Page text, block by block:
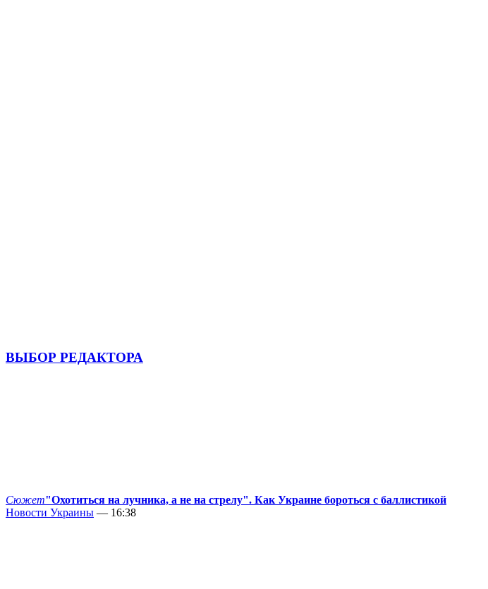
ВЫБОР РЕДАКТОРА
Сюжет"Охотиться на лучника, а не на стрелу". Как Украине бороться с баллистикой
Новости Украины — 16:38